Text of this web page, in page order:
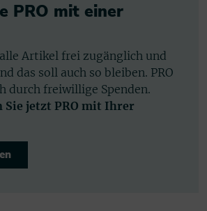
PRO mit einer
alle Artikel frei zugänglich und
das soll auch so bleiben. PRO
durch freiwillige Spenden.
Sie jetzt PRO mit Ihrer